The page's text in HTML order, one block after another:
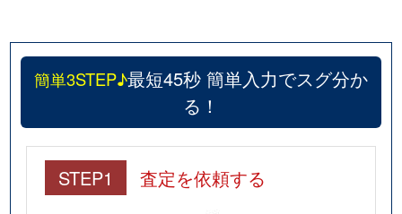
簡単3STEP♪最短45秒 簡単入力でスグ分か
る！
STEP1 査定を依頼する